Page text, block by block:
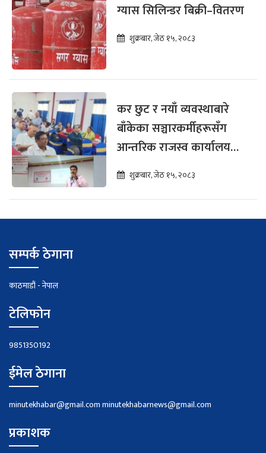
ग्यास सिलिन्डर बिक्री–वितरण
शुक्रबार, जेठ १५, २०८३
कर छुट र नयाँ व्यवस्थाबारे
बाँकेका सञ्चारकर्मीहरूसँग
आन्तरिक राजस्व कार्यालयको
अन्तरक्रिया
शुक्रबार, जेठ १५, २०८३
सम्पर्क ठेगाना
काठमाडौं - नेपाल
टेलिफोन
9851350192
ईमेल ठेगाना
minutekhabar@gmail.comminutekhabarnews@gmail.com
प्रकाशक